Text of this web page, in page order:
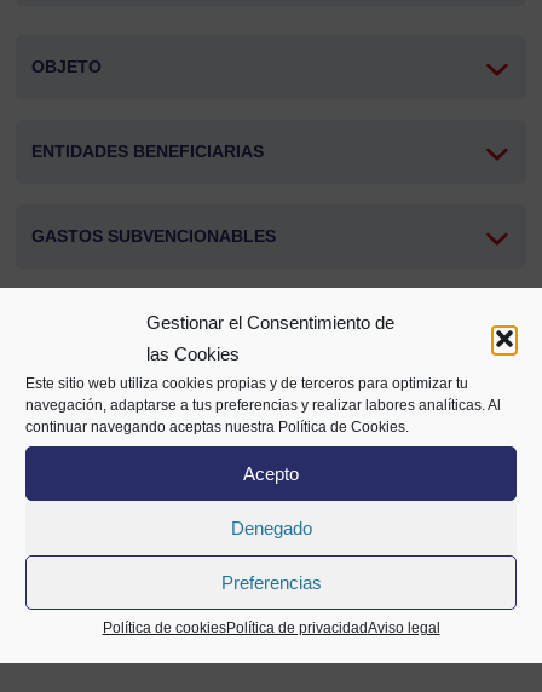
Gestionar el Consentimiento de
las Cookies
Este sitio web utiliza cookies propias y de terceros para optimizar tu
navegación, adaptarse a tus preferencias y realizar labores analíticas. Al
continuar navegando aceptas nuestra Política de Cookies.
Acepto
Denegado
Preferencias
Política de cookiesPolítica de privacidadAviso legal
OBJETO
ENTIDADES BENEFICIARIAS
GASTOS SUBVENCIONABLES
IMPORTE SUBVENCION
PLAZOS
PRESENTACIÓN DE SOLICITUDES
Compartir